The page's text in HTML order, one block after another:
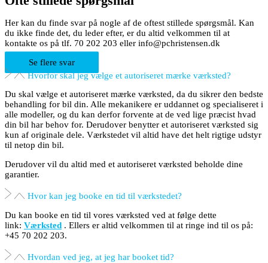
Her kan du finde svar på nogle af de oftest stillede spørgsmål. Kan
du ikke finde det, du leder efter, er du altid velkommen til at
kontakte os på tlf. 70 202 203 eller info@pchristensen.dk
Se flere svar
Hvorfor skal jeg vælge et autoriseret mærke værksted?
Du skal vælge et autoriseret mærke værksted, da du sikrer den bedste
behandling for bil din. Alle mekanikere er uddannet og specialiseret i
alle modeller, og du kan derfor forvente at de ved lige præcist hvad
din bil har behov for. Derudover benytter et autoriseret værksted sig
kun af originale dele. Værkstedet vil altid have det helt rigtige udstyr
til netop din bil.
Derudover vil du altid med et autoriseret værksted beholde dine
garantier.
Hvor kan jeg booke en tid til værkstedet?
Du kan booke en tid til vores værksted ved at følge dette
link: Værksted . Ellers er altid velkommen til at ringe ind til os på:
+45 70 202 203.
Hvordan ved jeg, at jeg har booket tid?